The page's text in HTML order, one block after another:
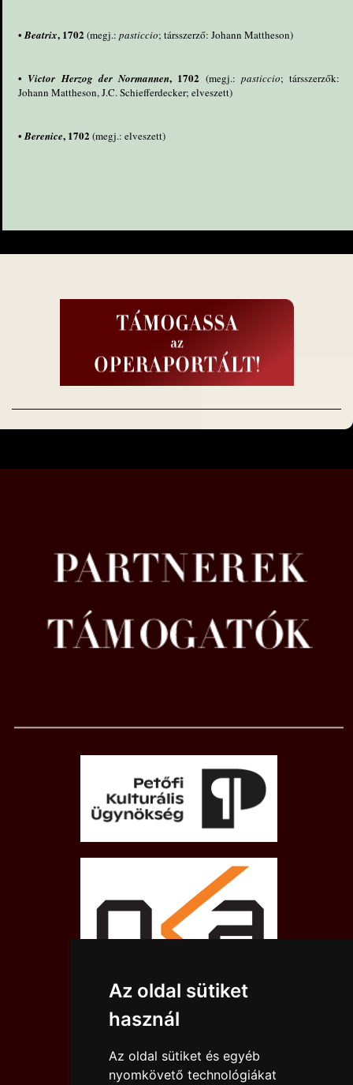
Az oldal sütiket
használ
Az oldal sütiket és egyéb
nyomkövető technológiákat
•Beatrix, 1702 (megj.: pasticcio; társszerző: Johann Mattheson)
• Victor Herzog der Normannen, 1702 (megj.: pasticcio; társszerzők:
Johann Mattheson, J.C. Schiefferdecker; elveszett)
•Berenice, 1702 (megj.: elveszett)